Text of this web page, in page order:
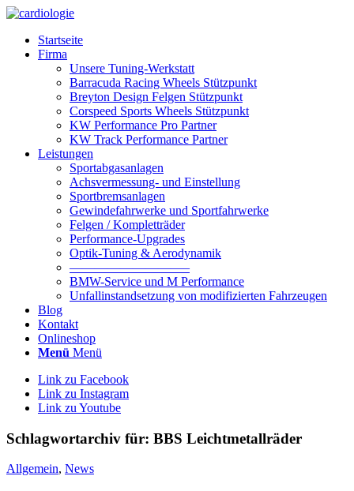
Startseite
Firma
Unsere Tuning-Werkstatt
Barracuda Racing Wheels Stützpunkt
Breyton Design Felgen Stützpunkt
Corspeed Sports Wheels Stützpunkt
KW Performance Pro Partner
KW Track Performance Partner
Leistungen
Sportabgasanlagen
Achsvermessung- und Einstellung
Sportbremsanlagen
Gewindefahrwerke und Sportfahrwerke
Felgen / Kompletträder
Performance-Upgrades
Optik-Tuning & Aerodynamik
—————————–
BMW-Service und M Performance
Unfallinstandsetzung von modifizierten Fahrzeugen
Blog
Kontakt
Onlineshop
Menü Menü
Link zu Facebook
Link zu Instagram
Link zu Youtube
Schlagwortarchiv für: BBS Leichtmetallräder
Allgemein, News